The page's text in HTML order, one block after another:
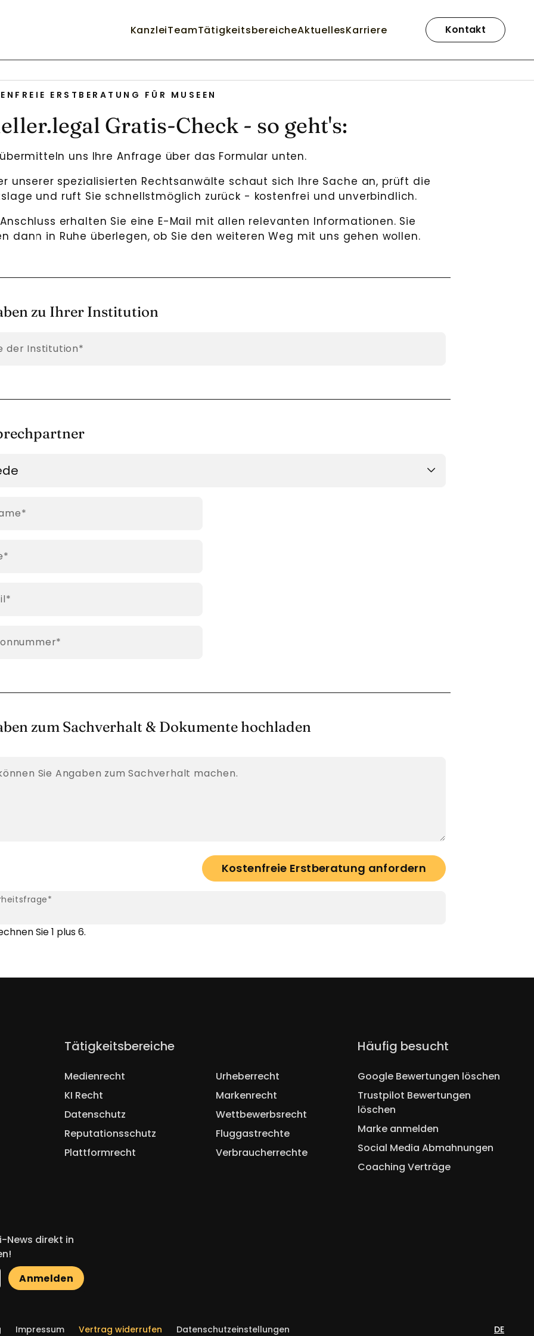
überspringen
KanzleiTeamTätigkeitsbereicheAktuellesKarriere Kontakt
ERSTBERATUNG FÜR MUSEEN
Gratis-Check - so geht's:
uns Ihre Anfrage über das Formular unten.
unserer spezialisierten Rechtsanwälte schaut sich Ihre Sache an, prüft die
und ruft Sie schnellstmöglich zurück - kostenfrei und unverbindlich.
erhalten Sie eine E-Mail mit allen relevanten Informationen. Sie
dann in Ruhe überlegen, ob Sie den weiteren Weg mit uns gehen wollen.
zu Ihrer Institution
der Institution*
*
*
*
*
zum Sachverhalt & Dokumente hochladen
Sie Angaben zum Sachverhalt machen.
Kostenfreie Erstberatung anfordern
Sie 1 plus 6.
*
Navigation
überspringen
Tätigkeitsbereiche
Medienrecht
KI Recht
Datenschutz
Reputationsschutz
Plattformrecht
Urheberrecht
Markenrecht
Wettbewerbsrecht
Fluggastrechte
Verbraucherrechte
Navigation
überspringen
Häufig besucht
Google Bewertungen löschen
Trustpilot Bewertungen
löschen
Marke anmelden
Social Media Abmahnungen
Coaching Verträge
News direkt in
Anmelden
Impressum Vertrag widerrufen Datenschutzeinstellungen DE